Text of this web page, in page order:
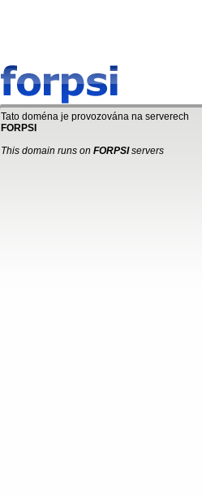
Tato doména je provozována na serverech
FORPSI
This domain runs on FORPSIservers